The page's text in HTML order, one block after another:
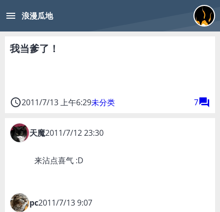
menu 浪漫瓜地
我当爹了！
access_time2011/7/13 上午6:29未分类 7forum
天魔2011/7/12 23:30
来沾点喜气 :D
pc2011/7/13 9:07